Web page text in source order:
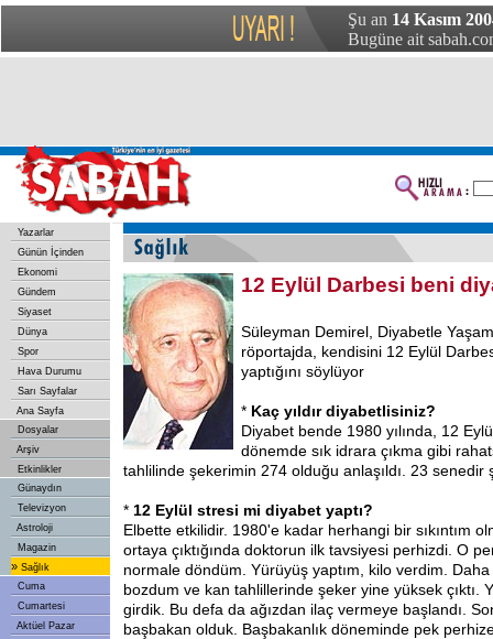
Şu an 14 Kasım
Bugüne ait
Yazarlar
Günün İçinden
Ekonomi
Gündem
Siyaset
Dünya
Spor
Hava Durumu
Sarı Sayfalar
Ana Sayfa
Dosyalar
Arşiv
Etkinlikler
Günaydın
Televizyon
Astroloji
Magazin
» Sağlık
Cuma
Cumartesi
Aktüel Pazar
12 Eylül Darbesi beni
Süleyman Demirel, Diyabetle
röportajda, kendisini 12 Eylül
yaptığını söylüyor
* Kaç yıldır diyabetlisiniz?
Diyabet bende 1980 yılında, 12
dönemde sık idrara çıkma gibi
tahlilinde şekerimin 274 olduğu anlaşıldı. 23 senedir
* 12 Eylül stresi mi diyabet yaptı?
Elbette etkilidir. 1980'e kadar herhangi bir sıkıntım
ortaya çıktığında doktorun ilk tavsiyesi perhizdi. O
normale döndüm. Yürüyüş yaptım, kilo verdim.
bozdum ve kan tahlillerinde şeker yine yüksek çıktı.
girdik. Bu defa da ağızdan ilaç vermeye başlandı.
başbakan olduk. Başbakanlık döneminde pek